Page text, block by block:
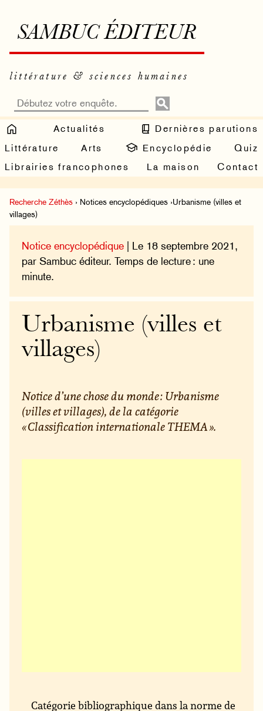
SAMBUC ÉDITEUR
littérature & sciences humaines
Actualités
Dernières parutions
Littérature
Arts Encyclopédie
Quiz
Librairies francophones
La maison Contact
Recherche Zéthès › Notices encyclopédiques ›Urbanisme (villes et
villages)
Notice encyclopédique | Le 18 septembre 2021,
par Sambuc éditeur. Temps de lecture : une
minute.
Urbanisme (villes et
villages)
Notice d’une chose du monde : Urbanisme
(villes et villages), de la catégorie
« Classification internationale THEMA ».
Catégorie bibliographique dans la norme de